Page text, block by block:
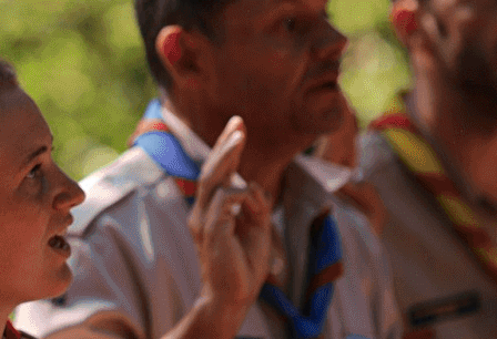
Exporter les lignes sélectionnées
Exporter toutes les colonnes
Exporter uniquement les colonnes affichées
Menu
?>
Images de la page d'accueil
Cliquez pour éditer